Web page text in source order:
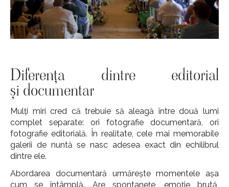
Diferența dintre editorial
și documentar
Mulți miri cred că trebuie să aleagă între două lumi
complet separate: ori fotografie documentară, ori
fotografie editorială. În realitate, cele mai memorabile
galerii de nuntă se nasc adesea exact din echilibrul
dintre ele.
Abordarea documentară urmărește momentele așa
cum se întâmplă. Are spontanețe, emoție brută,